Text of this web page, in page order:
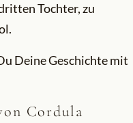
Tochter, zu
Deine Geschichte mit
Cordula